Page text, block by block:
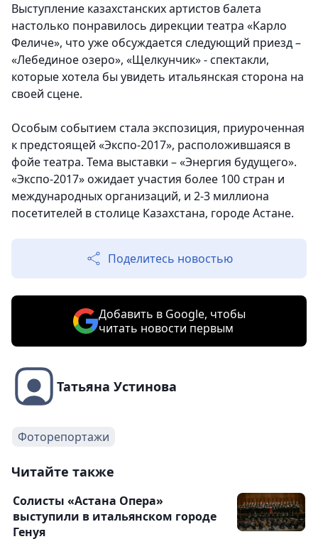
Выступление казахстанских артистов балета
настолько понравилось дирекции театра «Карло
Феличе», что уже обсуждается следующий приезд –
«Лебединое озеро», «Щелкунчик» - спектакли,
которые хотела бы увидеть итальянская сторона на
своей сцене.
Особым событием стала экспозиция, приуроченная
к предстоящей «Экспо-2017», расположившаяся в
фойе театра. Тема выставки – «Энергия будущего».
«Экспо-2017» ожидает участия более 100 стран и
международных организаций, и 2-3 миллиона
посетителей в столице Казахстана, городе Астане.
Поделитесь новостью
Добавить в Google, чтобы
читать новости первым
Татьяна Устинова
Фоторепортажи
Читайте также
Солисты «Астана Опера»
выступили в итальянском городе
Генуя